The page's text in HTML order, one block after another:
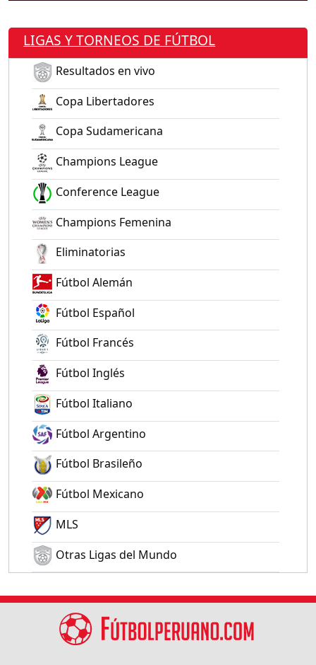
LIGAS Y TORNEOS DE FÚTBOL
Resultados en vivo
Copa Libertadores
Copa Sudamericana
Champions League
Conference League
Champions Femenina
Eliminatorias
Fútbol Alemán
Fútbol Español
Fútbol Francés
Fútbol Inglés
Fútbol Italiano
Fútbol Argentino
Fútbol Brasileño
Fútbol Mexicano
MLS
Otras Ligas del Mundo